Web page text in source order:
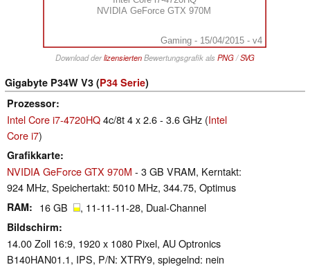
NVIDIA GeForce GTX 970M
Gaming - 15/04/2015 - v4
Download derlizensiertenBewertungsgrafik als PNG/SVG
Gigabyte P34W V3 (P34 Serie)
Prozessor
Intel Core i7-4720HQ4c/8t 4 x 2.6 - 3.6 GHz (Intel
Core i7)
Grafikkarte
NVIDIA GeForce GTX 970M - 3 GB VRAM, Kerntakt:
924 MHz, Speichertakt: 5010 MHz, 344.75, Optimus
RAM 16 GB , 11-11-11-28, Dual-Channel
Bildschirm
14.00 Zoll 16:9, 1920 x 1080 Pixel, AU Optronics
B140HAN01.1, IPS, P/N: XTRY9, spiegelnd: nein